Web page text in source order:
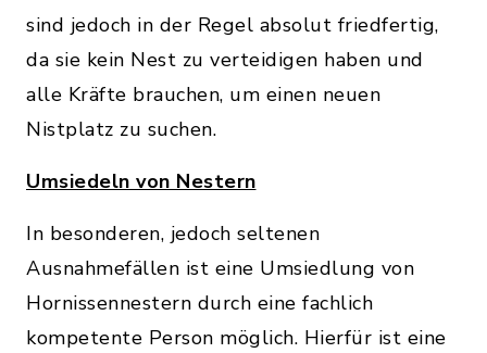
sind jedoch in der Regel absolut friedfertig,
da sie kein Nest zu verteidigen haben und
alle Kräfte brauchen, um einen neuen
Nistplatz zu suchen.
Umsiedeln von Nestern
In besonderen, jedoch seltenen
Ausnahmefällen ist eine Umsiedlung von
Hornissennestern durch eine fachlich
kompetente Person möglich. Hierfür ist eine